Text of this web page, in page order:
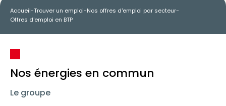
Accueil-Trouver un emploi-Nos offres d'emploi par secteur-
Offres d'emploi en BTP
Nos énergies en commun
Le groupe